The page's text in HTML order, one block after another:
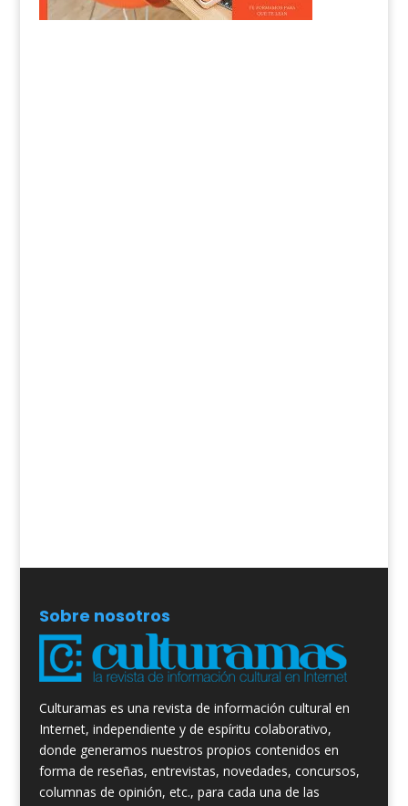
Sobre nosotros
Culturamas es una revista de información cultural en
Internet, independiente y de espíritu colaborativo,
donde generamos nuestros propios contenidos en
forma de reseñas, entrevistas, novedades, concursos,
columnas de opinión, etc., para cada una de las